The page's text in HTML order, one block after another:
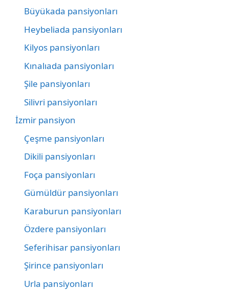
Büyükada pansiyonları
Heybeliada pansiyonları
Kilyos pansiyonları
Kınalıada pansiyonları
Şile pansiyonları
Silivri pansiyonları
İzmir pansiyon
Çeşme pansiyonları
Dikili pansiyonları
Foça pansiyonları
Gümüldür pansiyonları
Karaburun pansiyonları
Özdere pansiyonları
Seferihisar pansiyonları
Şirince pansiyonları
Urla pansiyonları